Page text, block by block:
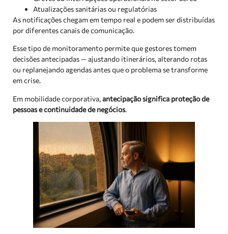
Atualizações sanitárias ou regulatórias
As notificações chegam em tempo real e podem ser distribuídas
por diferentes canais de comunicação.
Esse tipo de monitoramento permite que gestores tomem
decisões antecipadas — ajustando itinerários, alterando rotas
ou replanejando agendas antes que o problema se transforme
em crise.
Em mobilidade corporativa,antecipação significa proteção de
pessoas e continuidade de negócios.